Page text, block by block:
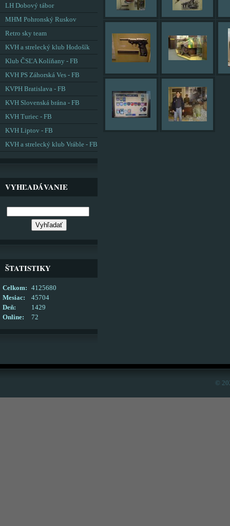
LH Dobový tábor
MHM Pohronský Ruskov
Retro sky team
KVH a strelecký klub Hodošík
Klub ČSĽA Kolíňany - FB
KVH PS Záhorská Ves - FB
KVPH Bratislava - FB
KVH Slovenská brána - FB
KVH Turiec - FB
KVH Liptov - FB
KVH a strelecký klub Vráble - FB
VYHĽADÁVANIE
ŠTATISTIKY
Online: 72
Celkom:
4125680
Mesiac:
45704
Deň:
1429
©